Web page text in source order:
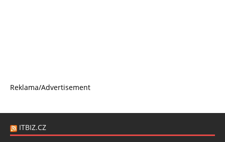
Reklama/Advertisement
ITBIZ.CZ